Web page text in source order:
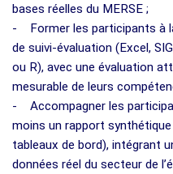
bases réelles du MERSE ;
- Former les participants à
de suivi-évaluation (Excel,
ou R), avec une évaluation
mesurable de leurs
- Accompagner les
moins un rapport
tableaux de bord), intégrant
données réel du secteur de